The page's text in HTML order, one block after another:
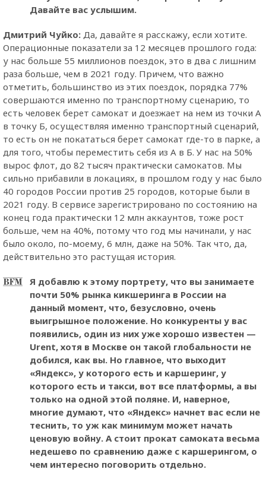
Давайте вас услышим.
Дмитрий Чуйко: Да, давайте я расскажу, если хотите.
Операционные показатели за 12 месяцев прошлого года:
у нас больше 55 миллионов поездок, это в два с лишним
раза больше, чем в 2021 году. Причем, что важно
отметить, большинство из этих поездок, порядка 77%
совершаются именно по транспортному сценарию, то
есть человек берет самокат и доезжает на нем из точки А
в точку Б, осуществляя именно транспортный сценарий,
то есть он не покататься берет самокат где-то в парке, а
для того, чтобы переместить себя из А в Б. У нас на 50%
вырос флот, до 82 тысяч практически самокатов. Мы
сильно прибавили в локациях, в прошлом году у нас было
40 городов России против 25 городов, которые были в
2021 году. В сервисе зарегистрировано по состоянию на
конец года практически 12 млн аккаунтов, тоже рост
больше, чем на 40%, потому что год мы начинали, у нас
было около, по-моему, 6 млн, даже на 50%. Так что, да,
действительно это растущая история.
Я добавлю к этому портрету, что вы занимаете
почти 50% рынка кикшеринга в России на
данный момент, что, безусловно, очень
выигрышное положение. Но конкуренты у вас
появились, один из них уже хорошо известен —
Urent, хотя в Москве он такой глобальности не
добился, как вы. Но главное, что выходит
«Яндекс», у которого есть и каршеринг, у
которого есть и такси, вот все платформы, а вы
только на одной этой поляне. И, наверное,
многие думают, что «Яндекс» начнет вас если не
теснить, то уж как минимум может начать
ценовую войну. А стоит прокат самоката весьма
недешево по сравнению даже с каршерингом, о
чем интересно поговорить отдельно.